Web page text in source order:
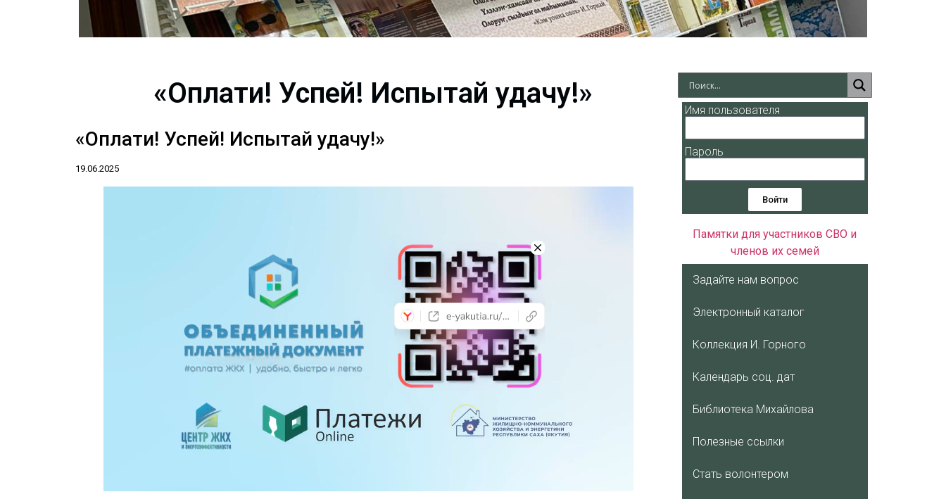
«Оплати! Успей! Испытай удачу!»
«Оплати! Успей! Испытай удачу!»
19.06.2025
Имя пользователя
Пароль
Войти
Памятки для участников СВО и
членов их семей
Задайте нам вопрос
Электронный каталог
Коллекция И. Горного
Календарь соц. дат
Библиотека Михайлова
Полезные ссылки
Стать волонтером